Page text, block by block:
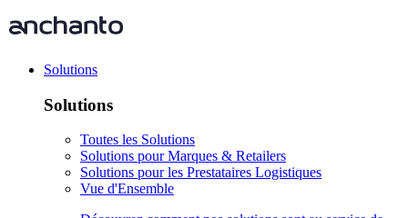
Solutions
Solutions
Toutes les Solutions
Solutions pour Marques & Retailers
Solutions pour les Prestataires Logistiques
Vue d'Ensemble